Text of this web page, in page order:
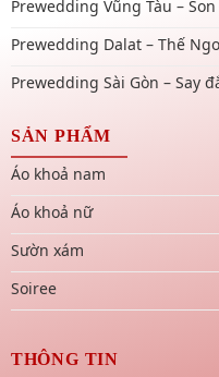
Prewedding Vũng Tàu –
Prewedding Dalat – Thế
Prewedding Sài Gòn – Say
SẢN PHẨM
Áo khoả nam
Áo khoả nữ
Sườn xám
Soiree
THÔNG TIN